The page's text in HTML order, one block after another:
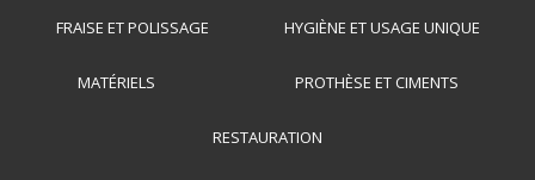
FRAISE ET POLISSAGE HYGIÈNE ET USAGE UNIQUE
MATÉRIELS PROTHÈSE ET CIMENTS
RESTAURATION